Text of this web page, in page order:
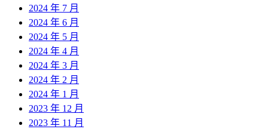
2024 年 7 月
2024 年 6 月
2024 年 5 月
2024 年 4 月
2024 年 3 月
2024 年 2 月
2024 年 1 月
2023 年 12 月
2023 年 11 月